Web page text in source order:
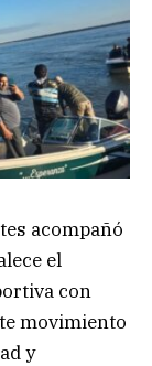
acompañó
el
con
movimiento
y